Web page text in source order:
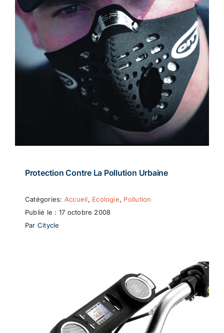
Protection Contre La Pollution Urbaine
Catégories: Accueil, Ecologie, Pollution
Publié le : 17 octobre 2008
Par Citycle